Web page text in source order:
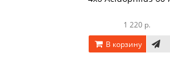
1 220 р.
В корзину